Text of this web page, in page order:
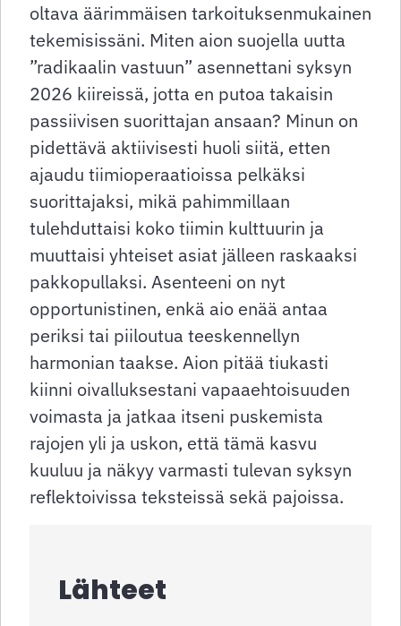
oltava äärimmäisen tarkoituksenmukainen
tekemisissäni. Miten aion suojella uutta
”radikaalin vastuun” asennettani syksyn
2026 kiireissä, jotta en putoa takaisin
passiivisen suorittajan ansaan? Minun on
pidettävä aktiivisesti huoli siitä, etten
ajaudu tiimioperaatioissa pelkäksi
suorittajaksi, mikä pahimmillaan
tulehduttaisi koko tiimin kulttuurin ja
muuttaisi yhteiset asiat jälleen raskaaksi
pakkopullaksi. Asenteeni on nyt
opportunistinen, enkä aio enää antaa
periksi tai piiloutua teeskennellyn
harmonian taakse. Aion pitää tiukasti
kiinni oivalluksestani vapaaehtoisuuden
voimasta ja jatkaa itseni puskemista
rajojen yli ja uskon, että tämä kasvu
kuuluu ja näkyy varmasti tulevan syksyn
reflektoivissa teksteissä sekä pajoissa.
Lähteet